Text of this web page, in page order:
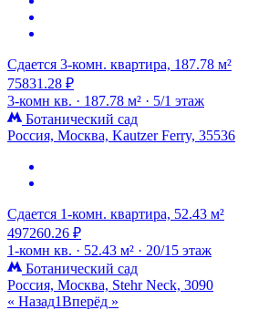
Сдается 3-комн. квартира, 187.78 м²
75831.28 ₽
3-комн кв. · 187.78 м² · 5/1 этаж
Ботанический сад
Россия, Москва, Kautzer Ferry, 35536
Сдается 1-комн. квартира, 52.43 м²
497260.26 ₽
1-комн кв. · 52.43 м² · 20/15 этаж
Ботанический сад
Россия, Москва, Stehr Neck, 3090
« Назад1Вперёд »